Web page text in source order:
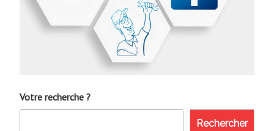
Votre recherche ?
Rechercher